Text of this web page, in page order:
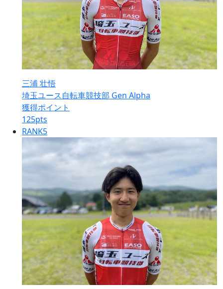
三浦 壮悟
埼玉ユース自転車競技部 Gen Alpha
獲得ポイント
125pts
RANK5